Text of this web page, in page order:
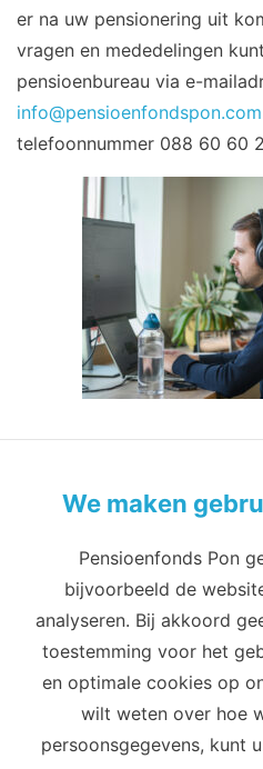
er na uw pensionering uit
vragen en mededelingen
pensioenbureau via e-
info@pensioenfondspon.com
telefoonnummer 088 60 60
Cookie-instellingen
Email
We maken
Pensioenfonds Pon
bijvoorbeeld de
analyseren. Bij akkoord
toestemming voor het
en optimale cookies op
wilt weten over hoe
persoonsgegevens, kunt